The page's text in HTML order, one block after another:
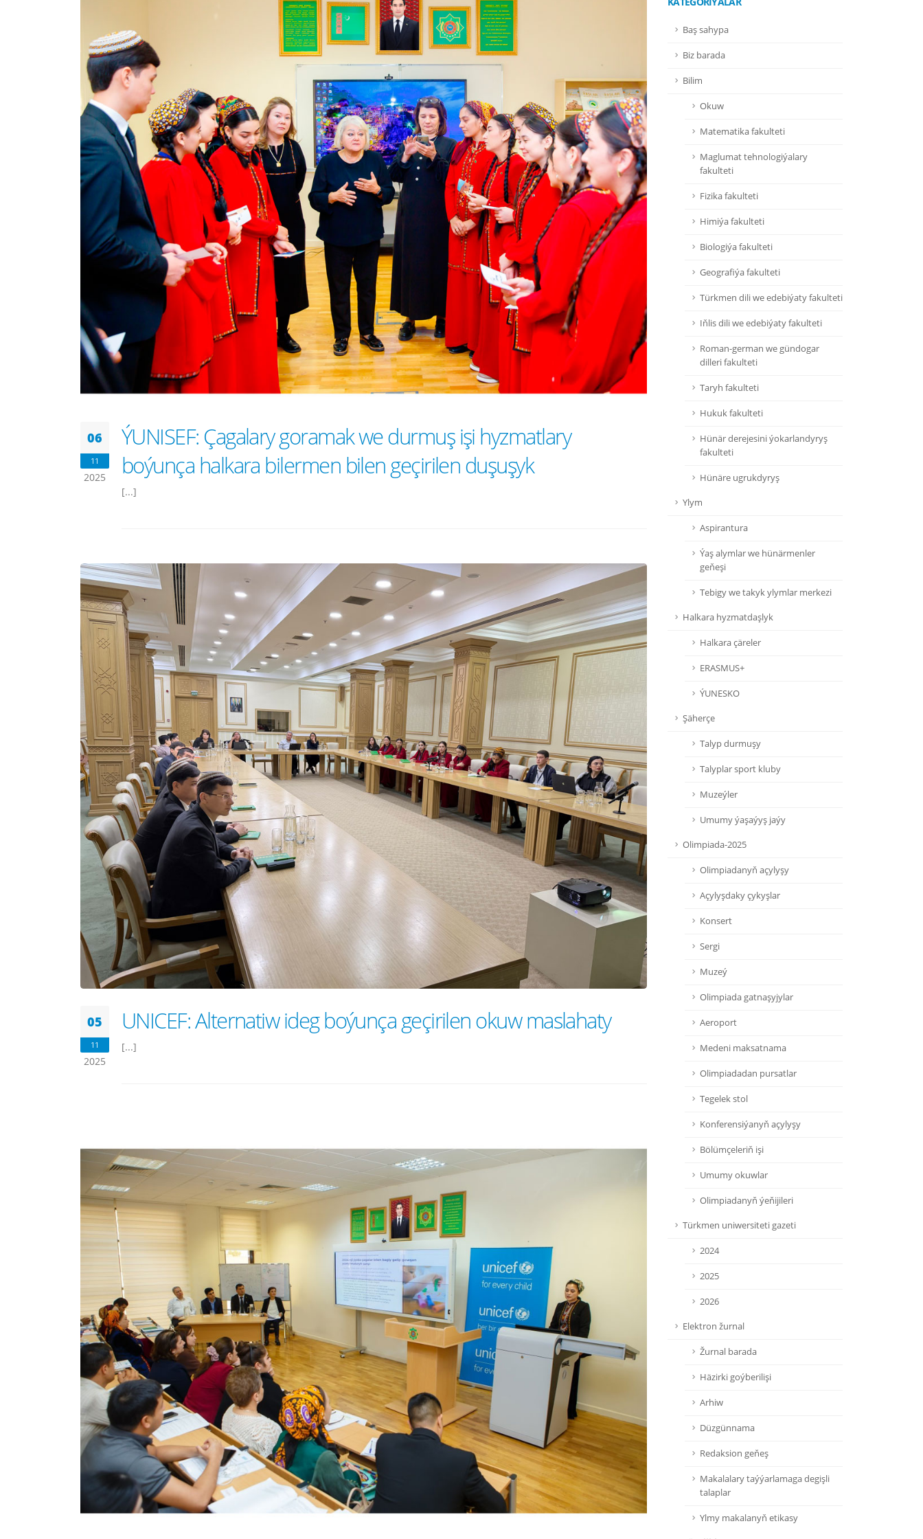
06
11
2025
ÝUNISEF: Çagalary goramak we durmuş işi hyzmatlary
boýunça halkara bilermen bilen geçirilen duşuşyk
[...]
05
11
2025
UNICEF: Alternatiw ideg boýunça geçirilen okuw maslahaty
[...]
Baş sahypa
Biz barada
Bilim
Okuw
Matematika fakulteti
Maglumat tehnologiýalary
fakulteti
Fizika fakulteti
Himiýa fakulteti
Biologiýa fakulteti
Geografiýa fakulteti
Türkmen dili we edebiýaty fakulteti
Iňlis dili we edebiýaty fakulteti
Roman-german we gündogar
dilleri fakulteti
Taryh fakulteti
Hukuk fakulteti
Hünär derejesini ýokarlandyryş
fakulteti
Hünäre ugrukdyryş
Ylym
Aspirantura
Ýaş alymlar we hünärmenler
geňeşi
Tebigy we takyk ylymlar merkezi
Halkara hyzmatdaşlyk
Halkara çäreler
ERASMUS+
ÝUNESKO
Şäherçe
Talyp durmuşy
Talyplar sport kluby
Muzeýler
Umumy ýaşaýyş jaýy
Olimpiada-2025
Olimpiadanyň açylyşy
Açylyşdaky çykyşlar
Konsert
Sergi
Muzeý
Olimpiada gatnaşyjylar
Aeroport
Medeni maksatnama
Olimpiadadan pursatlar
Tegelek stol
Konferensiýanyň açylyşy
Bölümçeleriň işi
Umumy okuwlar
Olimpiadanyň ýeňijileri
Türkmen uniwersiteti gazeti
2024
2025
2026
Elektron žurnal
Žurnal barada
Häzirki goýberilişi
Arhiw
Düzgünnama
Redaksion geňeş
Makalalary taýýarlamaga degişli
talaplar
Ylmy makalanyň etikasy